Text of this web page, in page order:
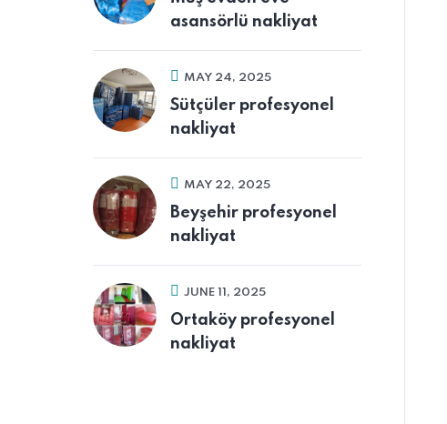
asansörlü nakliyat
MAY 24, 2025
Sütçüler profesyonel
nakliyat
MAY 22, 2025
Beyşehir profesyonel
nakliyat
JUNE 11, 2025
Ortaköy profesyonel
nakliyat